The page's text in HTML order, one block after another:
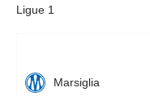
Ligue 1
Marsiglia